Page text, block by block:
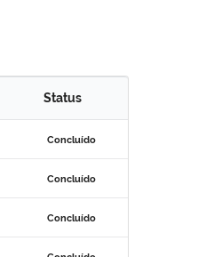
Status
Concluído
Concluído
Concluído